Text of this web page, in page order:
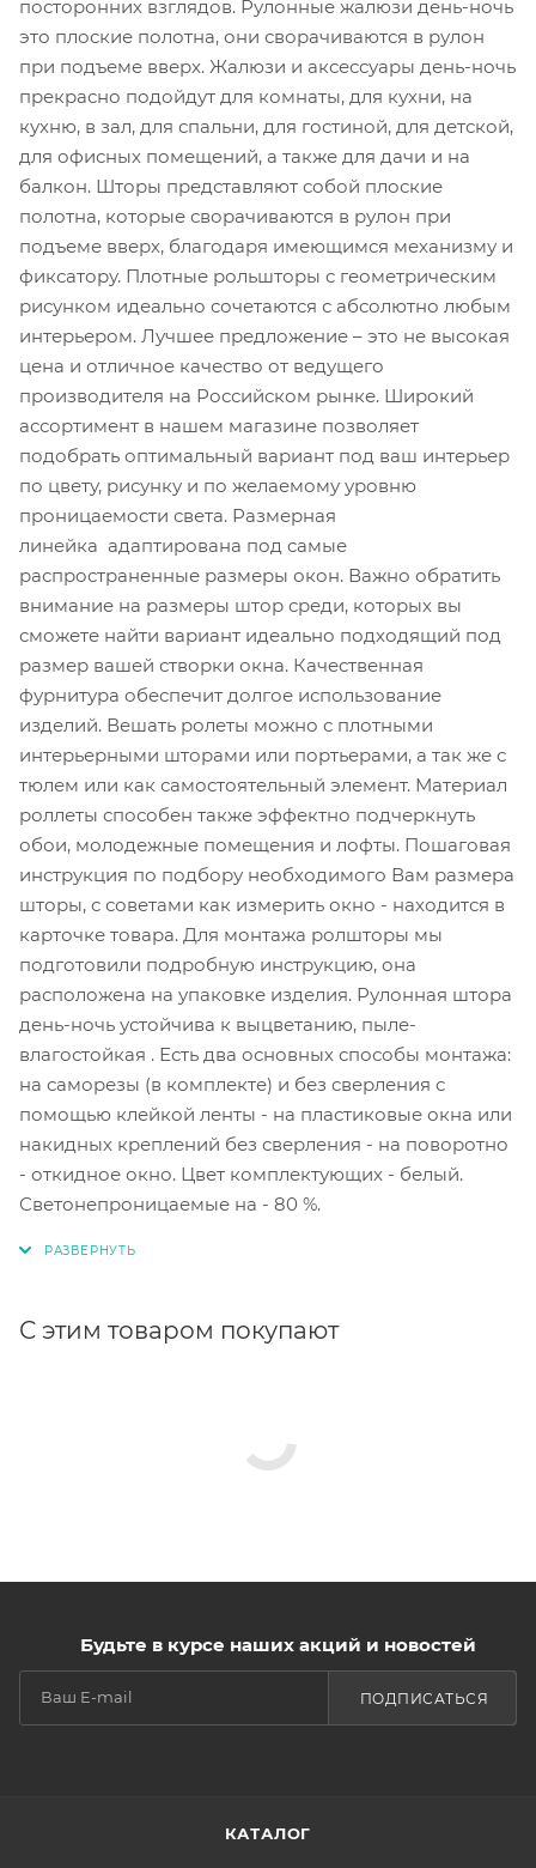
посторонних взглядов. Рулонные жалюзи день-ночь
это плоские полотна, они сворачиваются в рулон
при подъеме вверх. Жалюзи и аксессуары день-ночь
прекрасно подойдут для комнаты, для кухни, на
кухню, в зал, для спальни, для гостиной, для детской,
для офисных помещений, а также для дачи и на
балкон. Шторы представляют собой плоские
полотна, которые сворачиваются в рулон при
подъеме вверх, благодаря имеющимся механизму и
фиксатору. Плотные рольшторы с геометрическим
рисунком идеально сочетаются с абсолютно любым
интерьером. Лучшее предложение – это не высокая
цена и отличное качество от ведущего
производителя на Российском рынке. Широкий
ассортимент в нашем магазине позволяет
подобрать оптимальный вариант под ваш интерьер
по цвету, рисунку и по желаемому уровню
проницаемости света. Размерная
линейка адаптирована под самые
распространенные размеры окон. Важно обратить
внимание на размеры штор среди, которых вы
сможете найти вариант идеально подходящий под
размер вашей створки окна. Качественная
фурнитура обеспечит долгое использование
изделий. Вешать ролеты можно с плотными
интерьерными шторами или портьерами, а так же с
тюлем или как самостоятельный элемент. Материал
роллеты способен также эффектно подчеркнуть
обои, молодежные помещения и лофты. Пошаговая
инструкция по подбору необходимого Вам размера
шторы, с советами как измерить окно - находится в
карточке товара. Для монтажа ролшторы мы
подготовили подробную инструкцию, она
расположена на упаковке изделия. Рулонная штора
день-ночь устойчива к выцветанию, пыле-
влагостойкая . Есть два основных способы монтажа:
на саморезы (в комплекте) и без сверления с
помощью клейкой ленты - на пластиковые окна или
накидных креплений без сверления - на поворотно
- откидное окно. Цвет комплектующих - белый.
Светонепроницаемые на - 80 %.
С этим товаром покупают
Будьте в курсе наших акций и новостей
ПОДПИСАТЬСЯ
КАТАЛОГ